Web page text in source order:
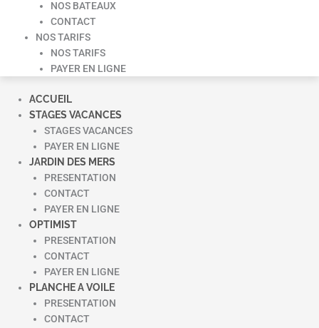
NOS BATEAUX
CONTACT
NOS TARIFS
NOS TARIFS
PAYER EN LIGNE
ACCUEIL
STAGES VACANCES
STAGES VACANCES
PAYER EN LIGNE
JARDIN DES MERS
PRESENTATION
CONTACT
PAYER EN LIGNE
OPTIMIST
PRESENTATION
CONTACT
PAYER EN LIGNE
PLANCHE A VOILE
PRESENTATION
CONTACT